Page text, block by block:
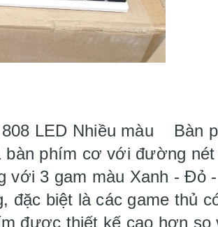
LED Nhiều màu Bàn
phím cơ với đường nét
3 gam màu Xanh - Đỏ
đặc biệt là các game thủ
được thiết kế cao hơn so